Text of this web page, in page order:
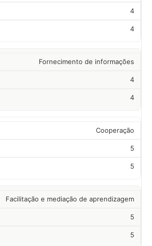
4
4
Fornecimento de informações
4
4
Cooperação
5
5
Facilitação e mediação de aprendizagem
5
5